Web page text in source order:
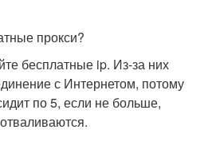
прокси?
бесплатные ip. Из-за них
с Интернетом, потому
по 5, если не больше,